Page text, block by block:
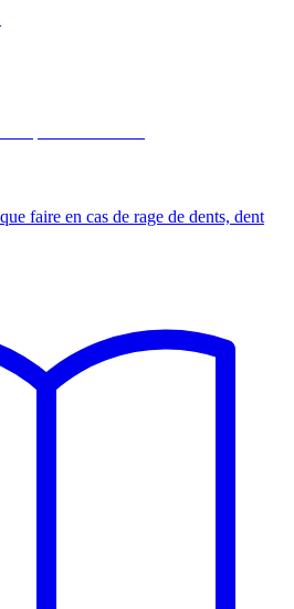
faire en cas de rage de dents, dent